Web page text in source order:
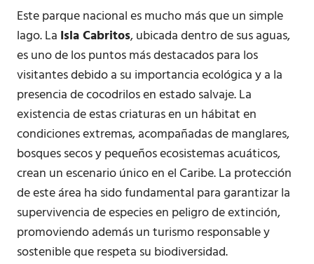
Este parque nacional es mucho más que un simple
lago. La Isla Cabritos, ubicada dentro de sus aguas,
es uno de los puntos más destacados para los
visitantes debido a su importancia ecológica y a la
presencia de cocodrilos en estado salvaje. La
existencia de estas criaturas en un hábitat en
condiciones extremas, acompañadas de manglares,
bosques secos y pequeños ecosistemas acuáticos,
crean un escenario único en el Caribe. La protección
de este área ha sido fundamental para garantizar la
supervivencia de especies en peligro de extinción,
promoviendo además un turismo responsable y
sostenible que respeta su biodiversidad.